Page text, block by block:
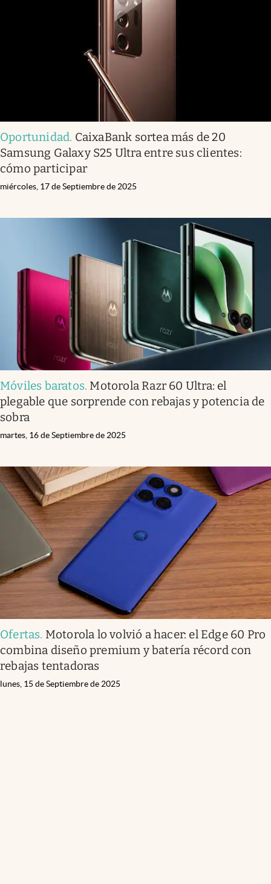
Oportunidad. CaixaBank sortea más de 20
Samsung Galaxy S25 Ultra entre sus clientes:
cómo participar
miércoles, 17 de Septiembre de 2025
Móviles baratos. Motorola Razr 60 Ultra: el
plegable que sorprende con rebajas y potencia de
sobra
martes, 16 de Septiembre de 2025
Ofertas. Motorola lo volvió a hacer: el Edge 60 Pro
combina diseño premium y batería récord con
rebajas tentadoras
lunes, 15 de Septiembre de 2025